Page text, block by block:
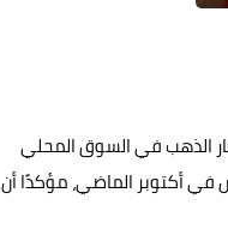
الذهب في السوق المحلي
في أكتوبر الماضي، مؤكدًا أن